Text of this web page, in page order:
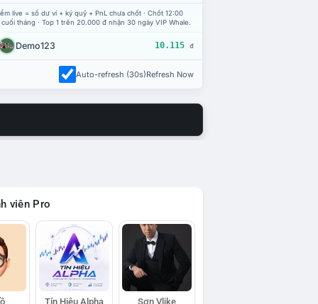
live = số dư ví + ký quỹ + PnL chưa chốt · Chốt 12:00
tháng · Top 1 trên 20.000 đ nhận 30 ngày VIP Whale.
Demo123 10.115 đ
Auto-refresh (30s)Refresh Now
viên Pro
Tín Hiệu Alpha Sơn Vlike